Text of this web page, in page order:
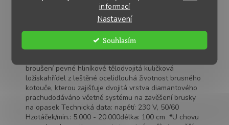
informací
Nastavení
Souhlasím
lehkou rukojeti nabízejí komfortní alternativu v
broušení zubů selat. Díky prodloužení zůstává
samotné zařízení lépe chráněno před nepříznivými
vlivy (např. Pronikání slin). Vlastnosti: rychlé a
bezbolestné broušení zubů mladých selatsnadná
broušení pevné hliníkové tělodvojitá kuličková
ložiskahřídel z leštěné ocelidlouhá životnost brusného
kotouče, kterou zajišťuje dvojitá vrstva diamantového
prachudodáváno včetně systému na zavěšení brusky
na opasek Technická data: napětí: 230 V, 50/60
Hzotáček/min.: 5.000 - 20.000délka: 100 cm *U chovu